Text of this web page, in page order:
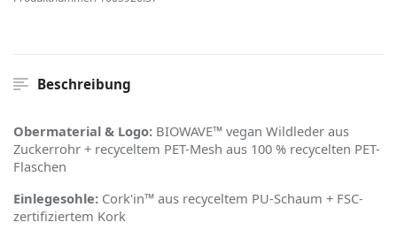
Beschreibung
Obermaterial & Logo: BIOWAVE™ vegan Wildleder aus
Zuckerrohr + recyceltem PET-Mesh aus 100 % recycelten PET-
Flaschen
Einlegesohle: Cork'in™ aus recyceltem PU-Schaum + FSC-
zertifiziertem Kork